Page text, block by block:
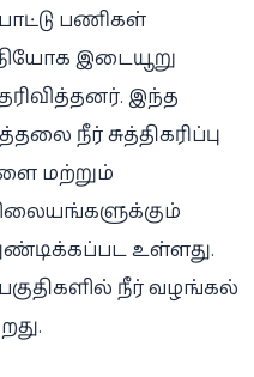
பணிகள்
இடையூறு
இந்த
நீர் சுத்திகரிப்பு
மற்றும்
உள்ளது.
நீர் வழங்கல்